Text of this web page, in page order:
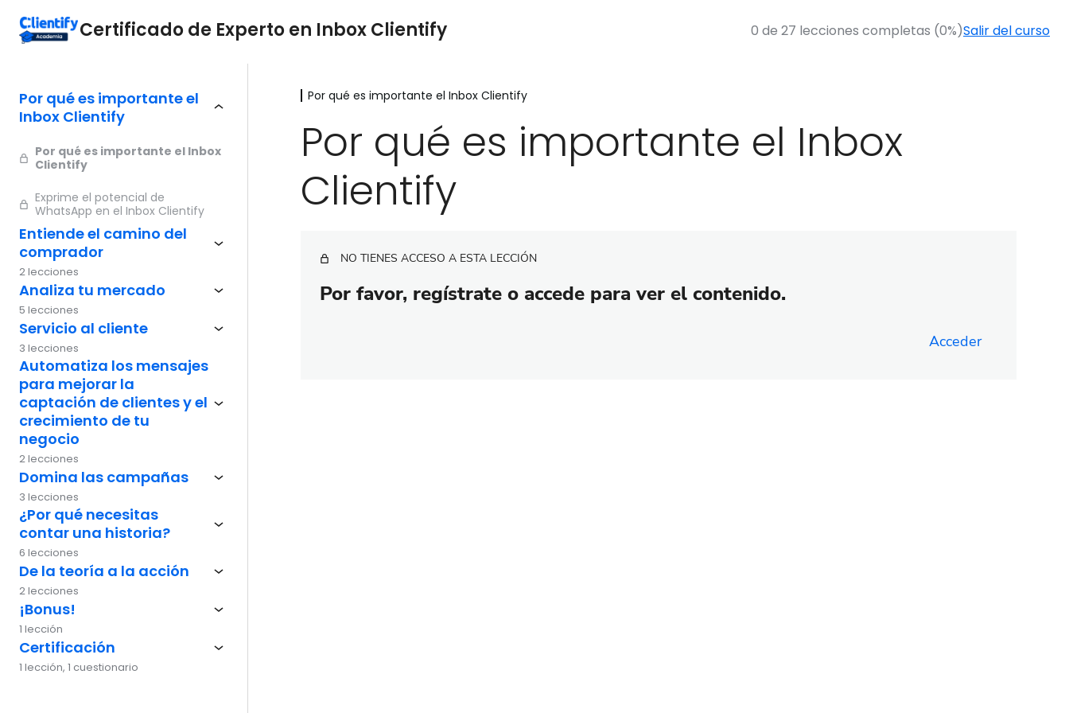
Certificado de Experto en Inbox Clientify 0 de 27 lecciones completas (0%)Salir del curso
Por qué es importante el
Inbox Clientify
Por qué es importante el Inbox
Clientify
Exprime el potencial de
WhatsApp en el Inbox Clientify
Entiende el camino del
comprador
2 lecciones
Analiza tu mercado
5 lecciones
Servicio al cliente
3 lecciones
Automatiza los mensajes
para mejorar la
captación de clientes y el
crecimiento de tu
negocio
2 lecciones
Domina las campañas
3 lecciones
¿Por qué necesitas
contar una historia?
6 lecciones
De la teoría a la acción
2 lecciones
¡Bonus!
1 lección
Certificación
1 lección, 1 cuestionario
Por qué es importante el Inbox Clientify
Por qué es importante el Inbox
Clientify
NO TIENES ACCESO A ESTA LECCIÓN
Por favor, regístrate o accede para ver el contenido.
Acceder